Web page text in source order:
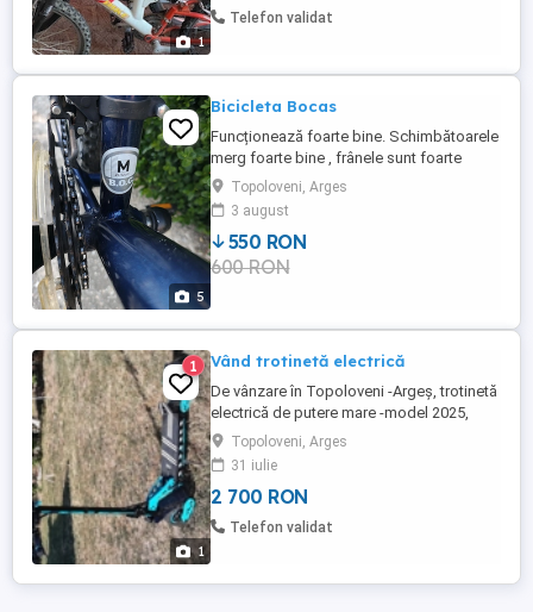
1
Telefon validat
5
Bicicleta Bocas
Funcționează foarte bine. Schimbătoarele
merg foarte bine , frânele sunt foarte
bune, anvelope bune, roti 28". Prezintă
zgârieturi specifice vârstei .
Topoloveni, Arges
3 august
550 RON
600 RON
1
1 Vând trotinetă electrică
De vânzare în Topoloveni -Argeș, trotinetă
electrică de putere mare -model 2025,
motor 1200W putere nominală, 1400W
putere maximă, echipata cu anvelope off-
road de 10 inch. Vezi atașat imagine din
cartea tehnică. Trotineta am primit-o
recent în cutia originală sigilată de fabrică,
Topoloveni, Arges
31 iulie
2 700 RON
Telefon validat